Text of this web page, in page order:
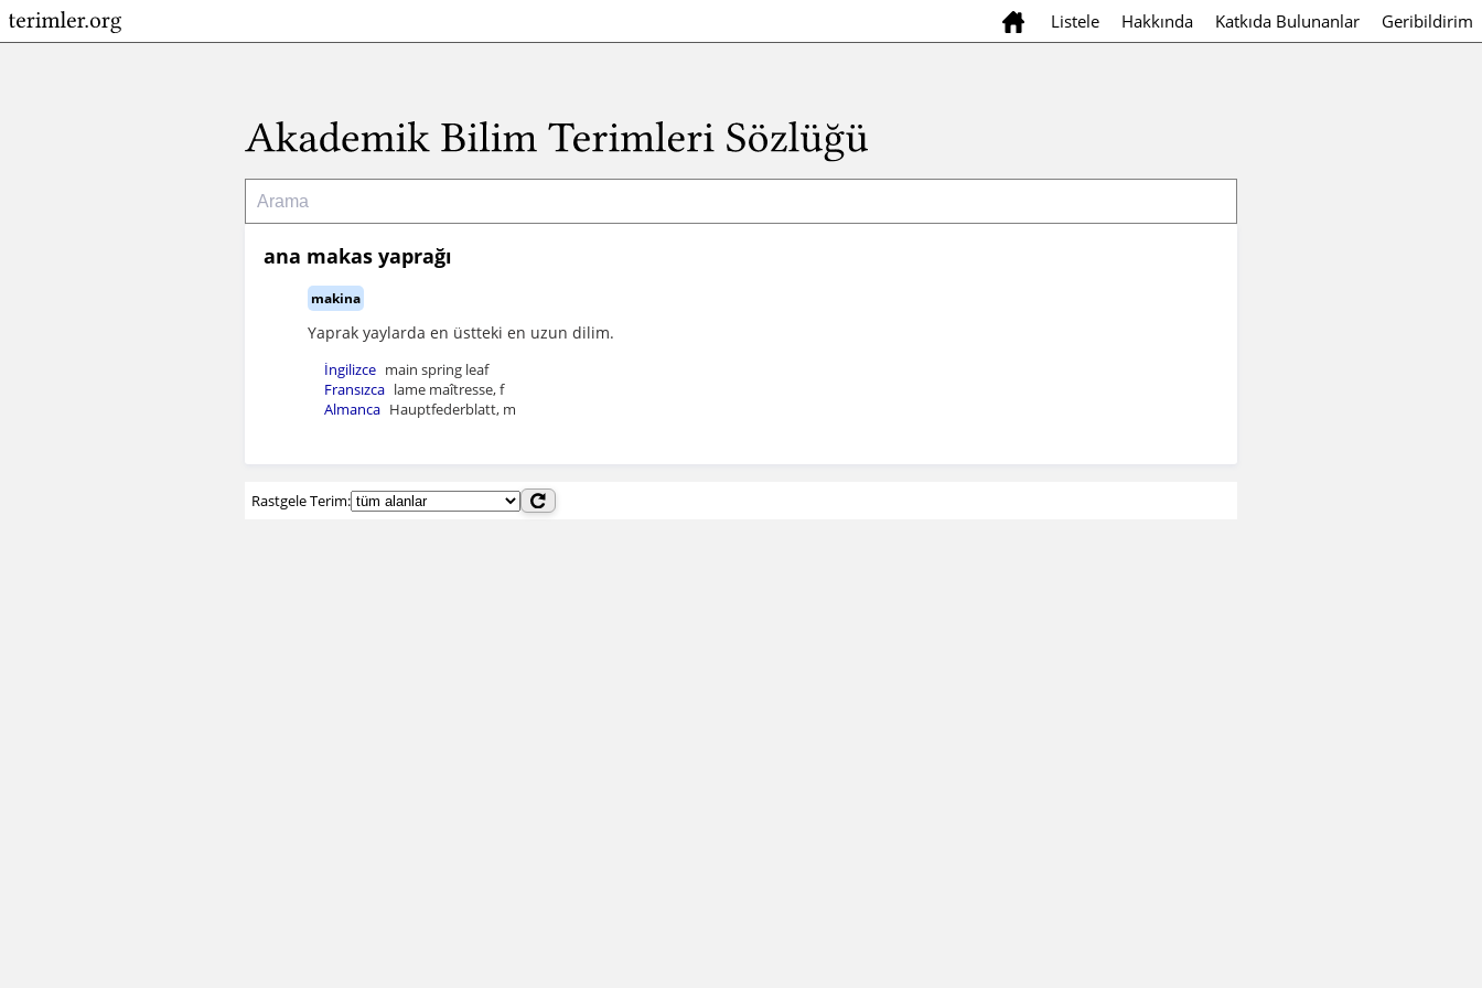
Listele Hakkında Katkıda Bulunanlar Geribildirim
ana makas yaprağı
makina
Yaprak yaylarda en üstteki en uzun dilim.
İngilizce main spring leaf
Fransızca lame maîtresse, f
Almanca Hauptfederblatt, m
Rastgele Terim: